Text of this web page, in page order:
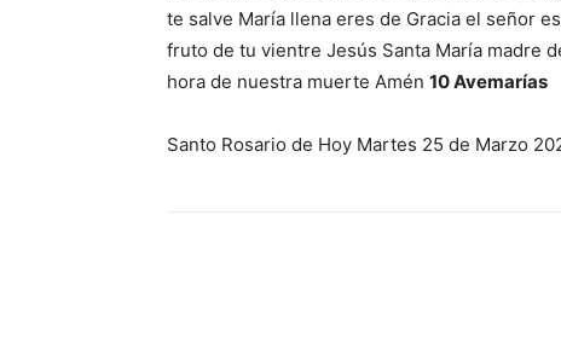
te salve María llena eres de Gracia el señor
fruto de tu vientre Jesús Santa María madre
hora de nuestra muerte Amén 10 Avemarías
Santo Rosario de Hoy Martes 25 de Marzo